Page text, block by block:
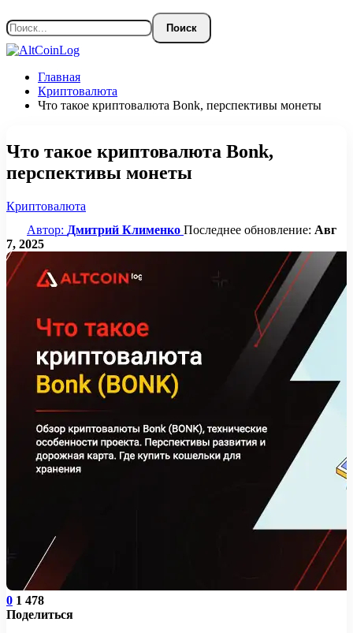
Главная
Криптовалюта
Что такое криптовалюта Bonk, перспективы монеты
Что такое криптовалюта Bonk,
перспективы монеты
Криптовалюта
Автор: Дмитрий Клименко Последнее обновление: Авг
7, 2025
0 1 478
Поделиться